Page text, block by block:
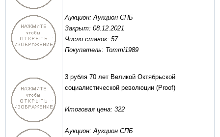
Аукцион: Аукцион СПБ
Закрыт: 08.12.2021
Число ставок: 57
Покупатель: Tommi1989
3 рубля 70 лет Великой Октябрьской
социалистической революции (Proof)
Итоговая цена: 322
Аукцион: Аукцион СПБ